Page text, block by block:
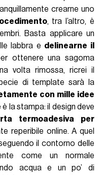
crearne uno
, tra l’altro, è
Basta applicare un
labbra e delinearne il
ottenere una sagoma
volta rimossa, ricrei il
di template sarà la
con mille idee
la stampa: il design deve
termoadesiva per
reperibile online. A quel
il contorno delle
come un normale
acqua e un po’ di